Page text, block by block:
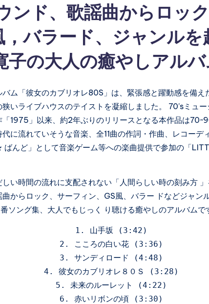
ンド、歌謡曲からロッ
バラード、ジャンルを
子の大人の癒やしアルバ
ム「彼女のカブリオレ80S」は、緊張感と躍動感を備え
いライブハウスのテイストを凝縮しました。 70’sミュ
1975」以来、約2年ぶりのリリースとなる本作品は
に流れていそうな音楽、全11曲の作詞・作曲、レコーデ
んど」として音楽ゲーム等への楽曲提供で参加の「
い時間の流れに支配されない「人間らしい時の刻み方
からロック、サーフィン、GS風、バラー ドなどジャン
ソング集、大人でもじっく り聴ける癒やしのアルバムで
1. 山手坂 (3:42)
2. こころの白い花 (3:36)
3. サンディロード (4:48)
4. 彼女のカブリオレ８０Ｓ (3:28)
5. 未来のルーレット (4:22)
6. 赤いリボンの頃 (3:30)